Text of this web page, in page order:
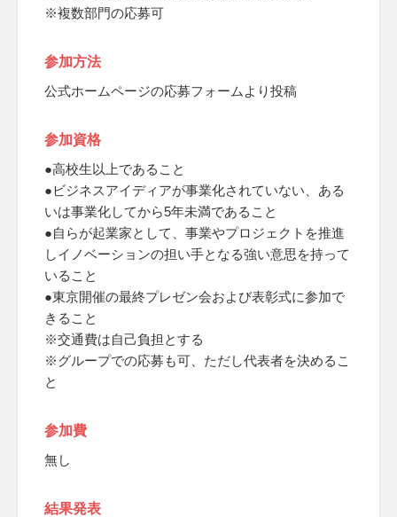
※複数部門の応募可
参加方法
公式ホームページの応募フォームより投稿
参加資格
●高校生以上であること
●ビジネスアイディアが事業化されていない、ある
いは事業化してから5年未満であること
●自らが起業家として、事業やプロジェクトを推進
しイノベーションの担い手となる強い意思を持って
いること
●東京開催の最終プレゼン会および表彰式に参加で
きること
※交通費は自己負担とする
※グループでの応募も可、ただし代表者を決めるこ
と
参加費
無し
結果発表